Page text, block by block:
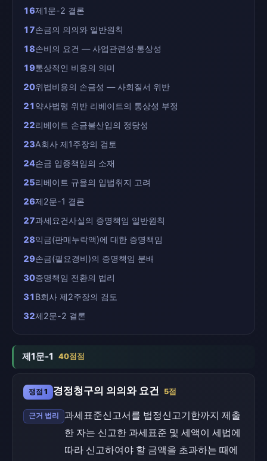
16제1문-2 결론
17손금의 의의와 일반원칙
18손비의 요건 — 사업관련성·통상성
19통상적인 비용의 의미
20위법비용의 손금성 — 사회질서 위반
21약사법령 위반 리베이트의 통상성 부정
22리베이트 손금불산입의 정당성
23A회사 제1주장의 검토
24손금 입증책임의 소재
25리베이트 규율의 입법취지 고려
26제2문-1 결론
27과세요건사실의 증명책임 일반원칙
28익금(판매누락액)에 대한 증명책임
29손금(필요경비)의 증명책임 분배
30증명책임 전환의 법리
31B회사 제2주장의 검토
32제2문-2 결론
제1문-1 40점점
쟁점 1 경정청구의 의의와 요건 5점
근거 법리
과세표준신고서를 법정신고기한까지 제출
한 자는 신고한 과세표준 및 세액이 세법에
따라 신고하여야 할 금액을 초과하는 때에